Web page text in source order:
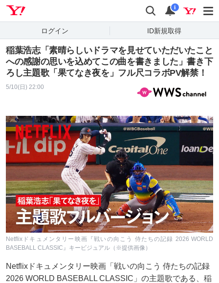
検索 通知
i
ログイン ID新規取得
稲葉浩志「素晴らしいドラマを見せていただいたこと
への感謝の思いを込めてこの曲を書きました」書き下
ろし主題歌「果てなき夜を」フル尺コラボPV解禁！
5/10(日) 22:00
Netflixドキュメンタリー映画『戦いの向こう 侍たちの記録 2026 WORLD
BASEBALL CLASSIC』キービジュアル（※提供画像）
Netflixドキュメンタリー映画「戦いの向こう 侍たちの記録
2026 WORLD BASEBALL CLASSIC」の主題歌である、稲